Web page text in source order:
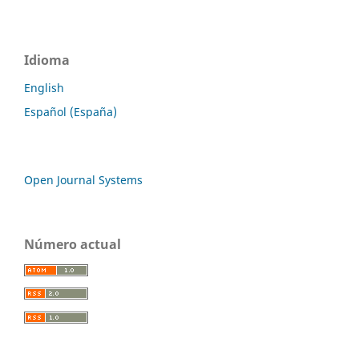
Idioma
English
Español (España)
Open Journal Systems
Número actual